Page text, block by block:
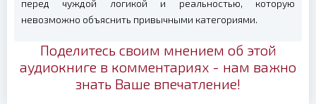
перед чуждой логикой и реальностью, которую
невозможно объяснить привычными категориями.
Поделитесь своим мнением об этой
аудиокниге в комментариях - нам важно
знать Ваше впечатление!